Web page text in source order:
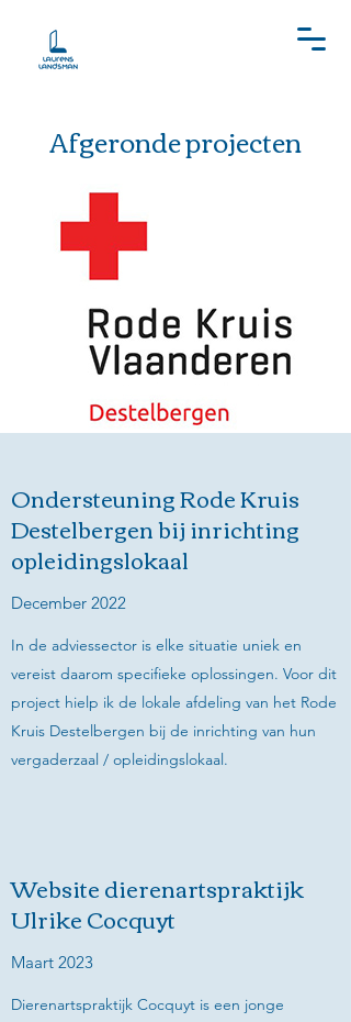
Afgeronde projecten
Ondersteuning Rode Kruis
Destelbergen bij inrichting
opleidingslokaal
December 2022
In de adviessector is elke situatie uniek en
vereist daarom specifieke oplossingen. Voor dit
project hielp ik de lokale afdeling van het Rode
Kruis Destelbergen bij de inrichting van hun
vergaderzaal / opleidingslokaal.
Website dierenartspraktijk
Ulrike Cocquyt
Maart 2023
Dierenartspraktijk Cocquyt is een jonge